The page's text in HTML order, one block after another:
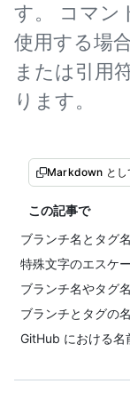
す。 コマン
使用する場
または引用
ります。
Markdown とし
この記事で
ブランチ名とタグ
特殊文字のエスケ
ブランチ名やタグ
ブランチとタグの
GitHub における名